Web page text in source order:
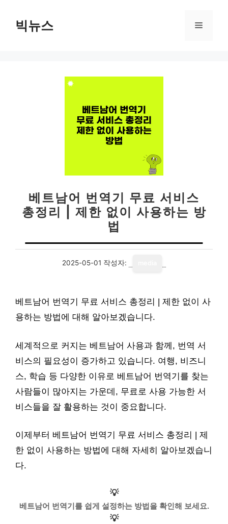
빅뉴스 메
베트남어 번역기 무료 서비스
총정리 | 제한 없이 사용하는 방
법
2025-05-01 작성자:
베트남어 번역기 무료 서비스 총정리 | 제한 없이 사
용하는 방법에 대해 알아보겠습니다.
세계적으로 커지는 베트남어 사용과 함께, 번역 서
비스의 필요성이 증가하고 있습니다. 여행, 비즈니
스, 학습 등 다양한 이유로 베트남어 번역기를 찾는
사람들이 많아지는 가운데, 무료로 사용 가능한 서
비스들을 잘 활용하는 것이 중요합니다.
이제부터 베트남어 번역기 무료 서비스 총정리 | 제
한 없이 사용하는 방법에 대해 자세히 알아보겠습니
다.
💡
베트남어 번역기를 쉽게 설정하는 방법을 확인해 보세요.
💡